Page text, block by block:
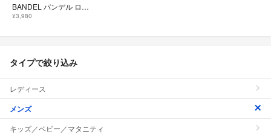
BANDEL バンデル ロゴ パーカー ブラック M
¥3,980
タイプで絞り込み
レディース
メンズ
キッズ／ベビー／マタニティ